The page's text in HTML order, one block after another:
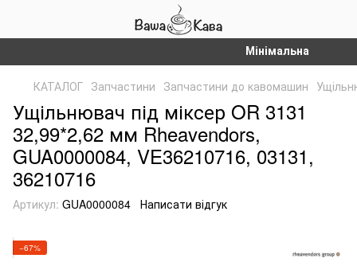
Мінімальна сума
КАТАЛОГ Запчастини Запчастини до кавомашин
Ущільнювач під міксер OR 3131
32,99*2,62 мм Rheavendors,
GUA0000084, VE36210716, 03131,
36210716
Артикул: GUA0000084 Написати відгук
−67%